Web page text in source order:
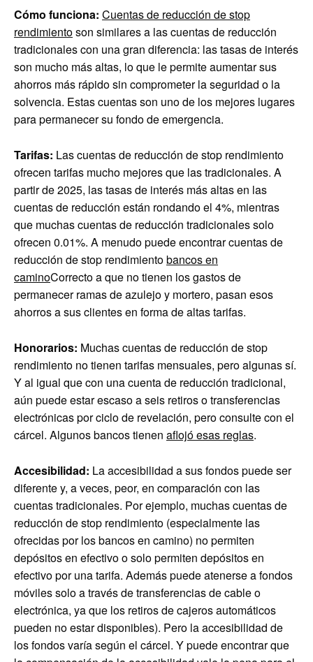
Cómo funciona: Cuentas de reducción de stop
rendimientoson similares a las cuentas de reducción
tradicionales con una gran diferencia: las tasas de interés
son mucho más altas, lo que le permite aumentar sus
ahorros más rápido sin comprometer la seguridad o la
solvencia. Estas cuentas son uno de los mejores lugares
para permanecer su fondo de emergencia.
Tarifas: Las cuentas de reducción de stop rendimiento
ofrecen tarifas mucho mejores que las tradicionales. A
partir de 2025, las tasas de interés más altas en las
cuentas de reducción están rondando el 4%, mientras
que muchas cuentas de reducción tradicionales solo
ofrecen 0.01%. A menudo puede encontrar cuentas de
reducción de stop rendimientobancos en
caminoCorrecto a que no tienen los gastos de
permanecer ramas de azulejo y mortero, pasan esos
ahorros a sus clientes en forma de altas tarifas.
Honorarios: Muchas cuentas de reducción de stop
rendimiento no tienen tarifas mensuales, pero algunas sí.
Y al igual que con una cuenta de reducción tradicional,
aún puede estar escaso a seis retiros o transferencias
electrónicas por ciclo de revelación, pero consulte con el
cárcel. Algunos bancos tienen aflojó esas reglas.
Accesibilidad: La accesibilidad a sus fondos puede ser
diferente y, a veces, peor, en comparación con las
cuentas tradicionales. Por ejemplo, muchas cuentas de
reducción de stop rendimiento (especialmente las
ofrecidas por los bancos en camino) no permiten
depósitos en efectivo o solo permiten depósitos en
efectivo por una tarifa. Además puede atenerse a fondos
móviles solo a través de transferencias de cable o
electrónica, ya que los retiros de cajeros automáticos
pueden no estar disponibles). Pero la accesibilidad de
los fondos varía según el cárcel. Y puede encontrar que